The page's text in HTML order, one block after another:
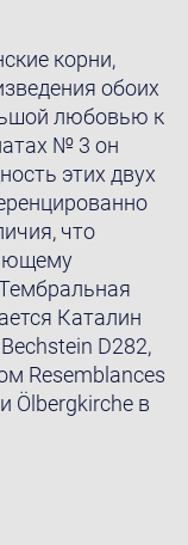
корни,
обоих
любовью к
№ 3 он
этих двух
что
Каталин
D282,
Resemblances
Ölbergkirche в